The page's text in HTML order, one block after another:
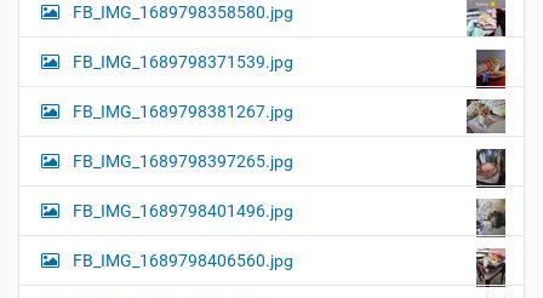
FB_IMG_1689798358580.jpg
FB_IMG_1689798371539.jpg
FB_IMG_1689798381267.jpg
FB_IMG_1689798397265.jpg
FB_IMG_1689798401496.jpg
FB_IMG_1689798406560.jpg